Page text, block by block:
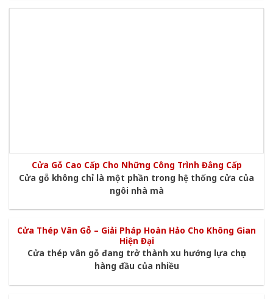
Cửa Gỗ Cao Cấp Cho Những Công Trình Đẳng Cấp
Cửa gỗ không chỉ là một phần trong hệ thống cửa của
ngôi nhà mà
Cửa Thép Vân Gỗ – Giải Pháp Hoàn Hảo Cho Không Gian
Hiện Đại
Cửa thép vân gỗ đang trở thành xu hướng lựa chọn
hàng đầu của nhiều